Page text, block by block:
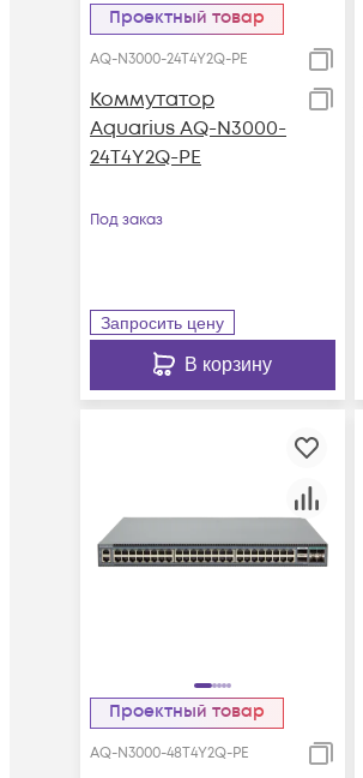
Проектный товар
AQ-N3000-24T4Y2Q-PE
Коммутатор
Aquarius AQ-N3000-
24T4Y2Q-PE
Под заказ
Запросить цену
В корзину
Проектный товар
AQ-N3000-48T4Y2Q-PE